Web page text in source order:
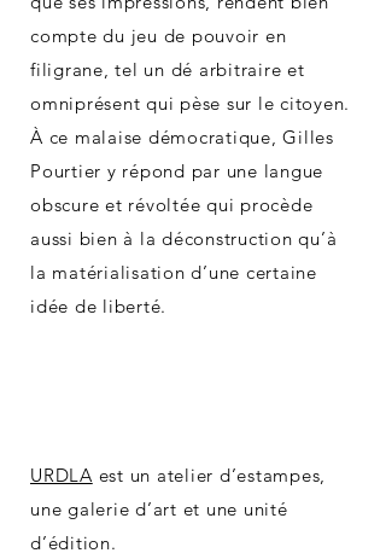
compte du jeu de pouvoir en
filigrane, tel un dé arbitraire et
omniprésent qui pèse sur le citoyen.
À ce malaise démocratique, Gilles
Pourtier y répond par une langue
obscure et révoltée qui procède
aussi bien à la déconstruction qu’à
la matérialisation d’une certaine
idée de liberté.
URDLA est un atelier d’estampes,
une galerie d’art et une unité
d’édition.